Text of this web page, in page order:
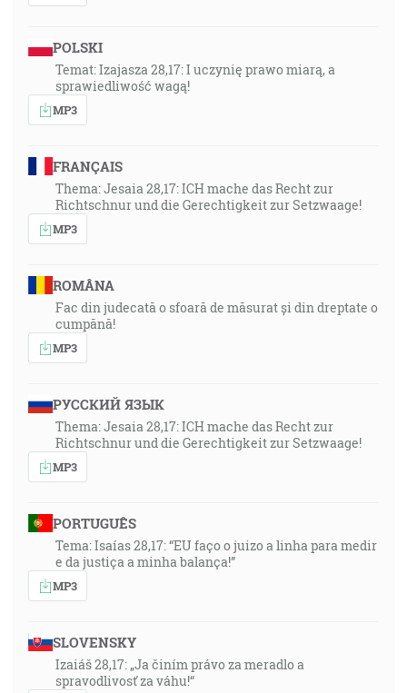
POLSKI
Temat: Izajasza 28,17: I uczynię prawo miarą, a
sprawiedliwość wagą!
MP3
FRANÇAIS
Thema: Jesaia 28,17: ICH mache das Recht zur
Richtschnur und die Gerechtigkeit zur Setzwaage!
MP3
ROMÂNA
Fac din judecată o sfoară de măsurat și din dreptate o
cumpănă!
MP3
РУССКИЙ ЯЗЫК
Thema: Jesaia 28,17: ICH mache das Recht zur
Richtschnur und die Gerechtigkeit zur Setzwaage!
MP3
PORTUGUÊS
Tema: Isaías 28,17: “EU faço o juizo a linha para medir
e da justiça a minha balança!”
MP3
SLOVENSKY
Izaiáš 28,17: „Ja činím právo za meradlo a
spravodlivosť za váhu!“